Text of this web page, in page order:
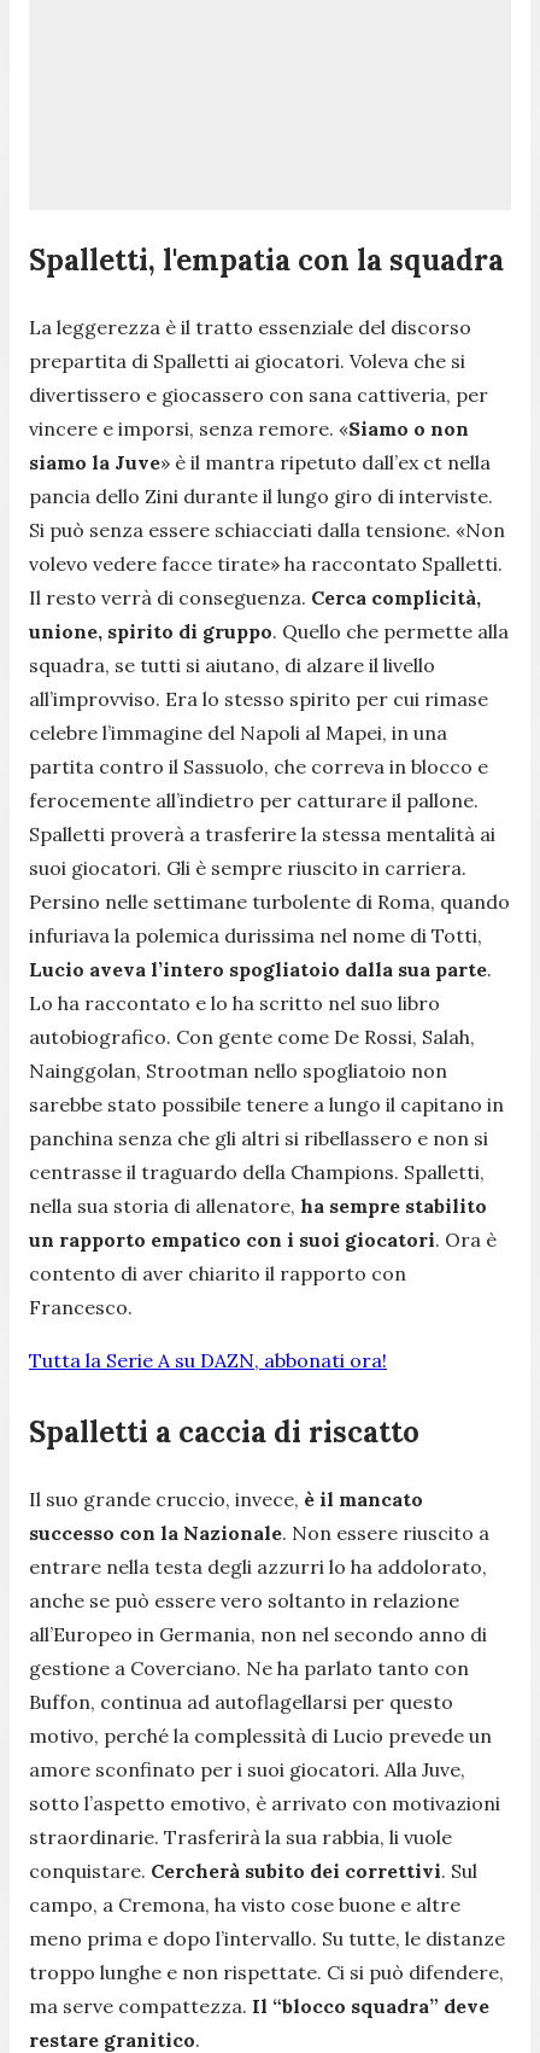
Spalletti, l'empatia con la squadra
La leggerezza è il tratto essenziale del discorso
prepartita di Spalletti ai giocatori. Voleva che si
divertissero e giocassero con sana cattiveria, per
vincere e imporsi, senza remore. «Siamo o non
siamo la Juve» è il mantra ripetuto dall’ex ct nella
pancia dello Zini durante il lungo giro di interviste.
Si può senza essere schiacciati dalla tensione. «Non
volevo vedere facce tirate» ha raccontato Spalletti.
Il resto verrà di conseguenza. Cerca complicità,
unione, spirito di gruppo. Quello che permette alla
squadra, se tutti si aiutano, di alzare il livello
all’improvviso. Era lo stesso spirito per cui rimase
celebre l’immagine del Napoli al Mapei, in una
partita contro il Sassuolo, che correva in blocco e
ferocemente all’indietro per catturare il pallone.
Spalletti proverà a trasferire la stessa mentalità ai
suoi giocatori. Gli è sempre riuscito in carriera.
Persino nelle settimane turbolente di Roma, quando
infuriava la polemica durissima nel nome di Totti,
Lucio aveva l’intero spogliatoio dalla sua parte.
Lo ha raccontato e lo ha scritto nel suo libro
autobiografico. Con gente come De Rossi, Salah,
Nainggolan, Strootman nello spogliatoio non
sarebbe stato possibile tenere a lungo il capitano in
panchina senza che gli altri si ribellassero e non si
centrasse il traguardo della Champions. Spalletti,
nella sua storia di allenatore, ha sempre stabilito
un rapporto empatico con i suoi giocatori. Ora è
contento di aver chiarito il rapporto con
Francesco.
Tutta la Serie A su DAZN, abbonati ora!
Spalletti a caccia di riscatto
Il suo grande cruccio, invece, è il mancato
successo con la Nazionale. Non essere riuscito a
entrare nella testa degli azzurri lo ha addolorato,
anche se può essere vero soltanto in relazione
all’Europeo in Germania, non nel secondo anno di
gestione a Coverciano. Ne ha parlato tanto con
Buffon, continua ad autoflagellarsi per questo
motivo, perché la complessità di Lucio prevede un
amore sconfinato per i suoi giocatori. Alla Juve,
sotto l’aspetto emotivo, è arrivato con motivazioni
straordinarie. Trasferirà la sua rabbia, li vuole
conquistare. Cercherà subito dei correttivi. Sul
campo, a Cremona, ha visto cose buone e altre
meno prima e dopo l’intervallo. Su tutte, le distanze
troppo lunghe e non rispettate. Ci si può difendere,
ma serve compattezza. Il “blocco squadra” deve
restare granitico.